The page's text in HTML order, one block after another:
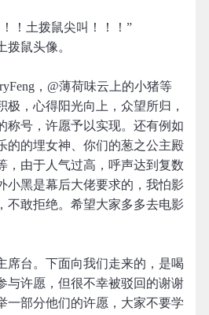
！土拨鼠尖叫！！！”
鼠头像。
，@薄荷味云上的小猪等
极，心得阳光向上，众望所归，
称号，许愿予以实现。还有例如
的的埋女神、你们的葱之公主殿
，由于人气过高，呼声达到复数
小黑是幕后大佬要求的，我怕影
不敢拒绝。希望大家多多去电影
席台。下面向我们走来的，是喝
与许愿，但很不幸被驳回的谢谢
一部分他们的许愿，大家不要学